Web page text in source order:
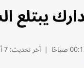
| آخر تحديث:7 أغسطس 00:13 2026